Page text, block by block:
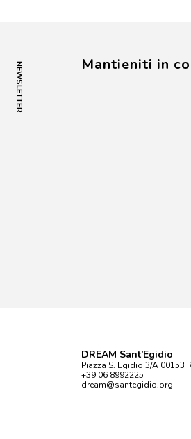
NEWSLETTER Mantieniti in
DREAM Sant’Egidio
Piazza S. Egidio 3/A 00153
+39 06 8992225
dream@santegidio.org